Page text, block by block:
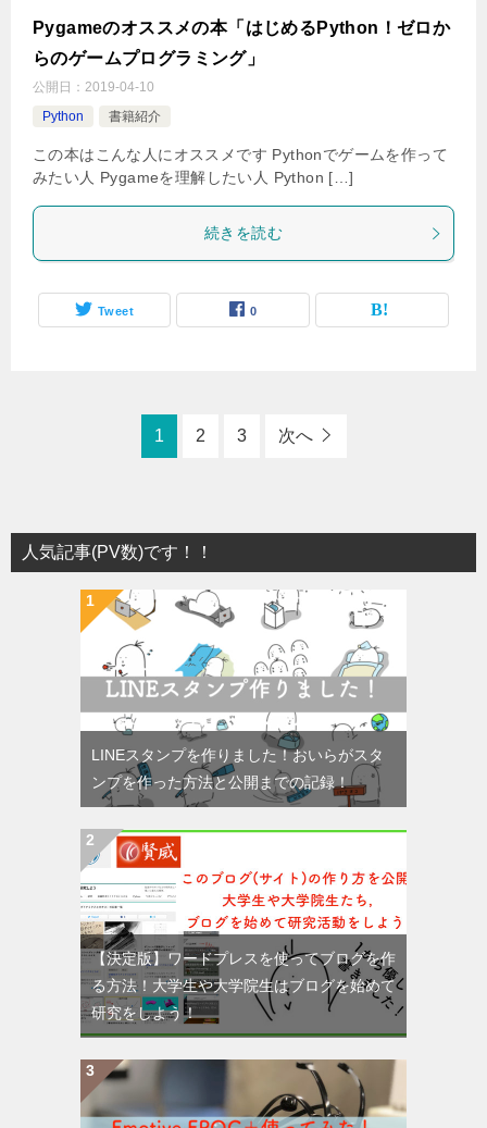
Pygameのオススメの本「はじめるPython！ゼロか
らのゲームプログラミング」
公開日： 2019-04-10
Python
書籍紹介
この本はこんな人にオススメです Pythonでゲームを作って
みたい人 Pygameを理解したい人 Python […]
続きを読む
Tweet 0
1 2 3 次へ
人気記事(PV数)です！！
LINEスタンプを作りました！おいらがスタ
ンプを作った方法と公開までの記録！
【決定版】ワードプレスを使ってブログを作
る方法！大学生や大学院生はブログを始めて
研究をしよう！